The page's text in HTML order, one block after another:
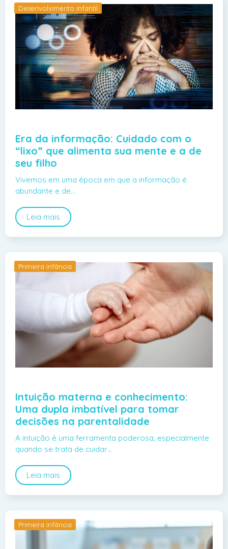
Desenvolvimento infantil
Era da informação: Cuidado com o
“lixo” que alimenta sua mente e a de
seu filho
Vivemos em uma época em que a informação é
abundante e de…
Leia mais
Primeira infância
Intuição materna e conhecimento:
Uma dupla imbatível para tomar
decisões na parentalidade
A intuição é uma ferramenta poderosa, especialmente
quando se trata de cuidar…
Leia mais
Primeira infância